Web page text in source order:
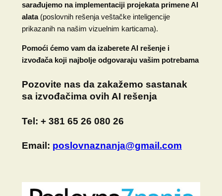
sarađujemo na implementaciji projekata primene AI
alata(poslovnih rešenja veštačke inteligencije
prikazanih na našim vizuelnim karticama).
Pomoći ćemo vam da izaberete AI rešenje i
izvođača koji najbolje odgovaraju vašim potrebama
Pozovite nas da zakažemo sastanak
sa izvođačima ovih AI rešenja
Tel: + 381 65 26 080 26
Email: poslovnaznanja@gmail.com